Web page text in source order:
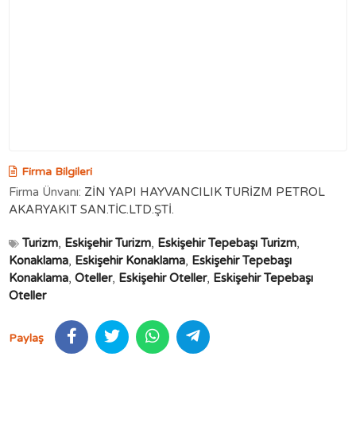
Firma Bilgileri
Firma Ünvanı: ZİN YAPI HAYVANCILIK TURİZM PETROL
AKARYAKIT SAN.TİC.LTD.ŞTİ.
Turizm, Eskişehir Turizm, Eskişehir Tepebaşı Turizm,
Konaklama, Eskişehir Konaklama, Eskişehir Tepebaşı
Konaklama,Oteller, Eskişehir Oteller, Eskişehir Tepebaşı
Oteller
Paylaş